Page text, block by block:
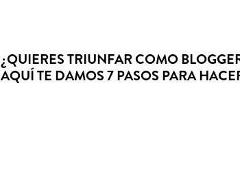
¿QUIERES TRIUNFAR COMO
AQUÍ TE DAMOS 7 PASOS PARA